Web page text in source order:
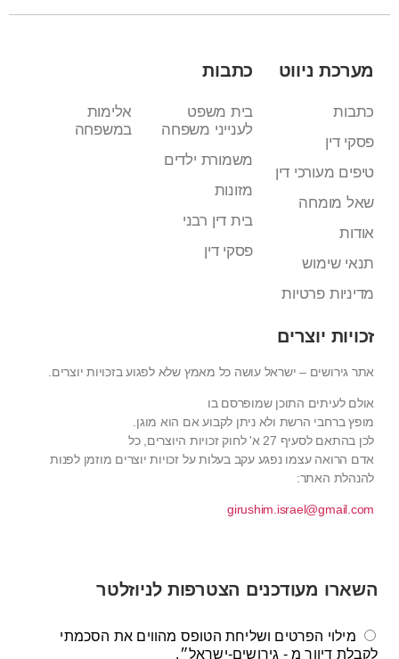
מערכת ניווט
כתבות
פסקי דין
טיפים מעורכי דין
שאל מומחה
אודות
תנאי שימוש
מדיניות פרטיות
כתבות
בית משפט
לענייני משפחה
משמורת ילדים
מזונות
בית דין רבני
פסקי דין
אלימות
במשפחה
זכויות יוצרים
אתר גירושים – ישראל עושה כל מאמץ שלא לפגוע בזכויות יוצרים.
אולם לעיתים התוכן שמופרסם בו
מופץ ברחבי הרשת ולא ניתן לקבוע אם הוא מוגן.
לכן בהתאם לסעיף 27 א' לחוק זכויות היוצרים, כל
אדם הרואה עצמו נפגע עקב בעלות על זכויות יוצרים מוזמן לפנות
להנהלת האתר:
girushim.israel@gmail.com
השארו מעודכנים הצטרפות לניוזלטר
מילוי הפרטים ושליחת הטופס מהווים את הסכמתי
לקבלת דיוור מ - גירושים-ישראל״.